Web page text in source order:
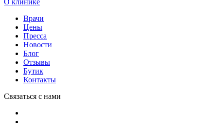
О клинике
Врачи
Цены
Пресса
Новости
Блог
Отзывы
Бутик
Контакты
Связаться с нами